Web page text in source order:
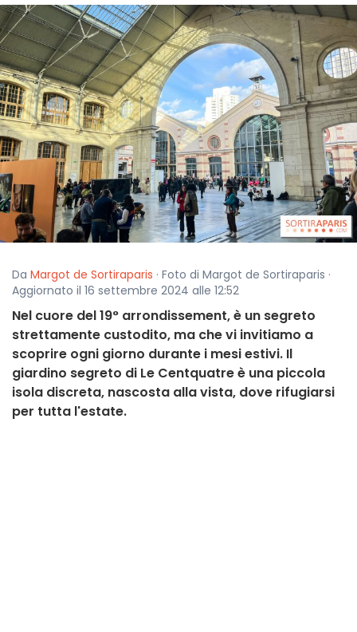
Da Margot de Sortiraparis · Foto di Margot de Sortiraparis ·
Aggiornato il 16 settembre 2024 alle 12:52
Nel cuore del 19° arrondissement, è un segreto
strettamente custodito, ma che vi invitiamo a
scoprire ogni giorno durante i mesi estivi. Il
giardino segreto di Le Centquatre è una piccola
isola discreta, nascosta alla vista, dove rifugiarsi
per tutta l'estate.